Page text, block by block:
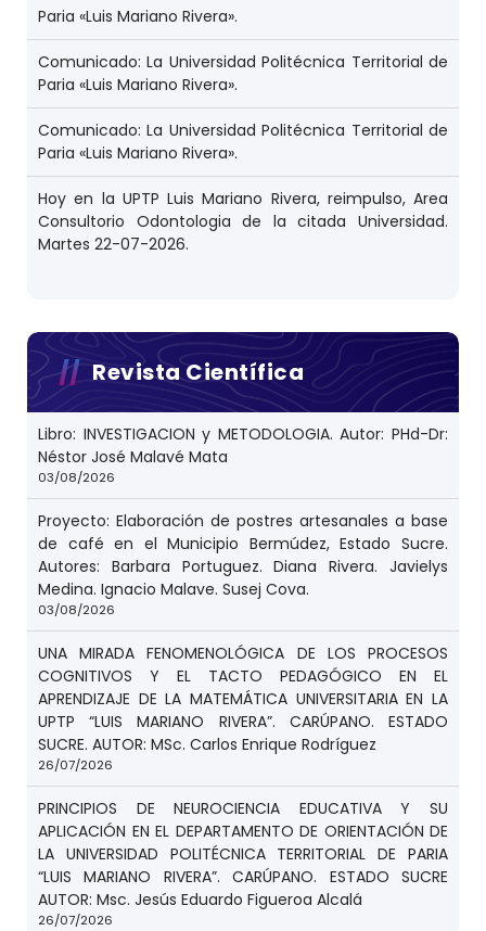
Paria «Luis Mariano Rivera».
Comunicado: La Universidad Politécnica Territorial de
Paria «Luis Mariano Rivera».
Comunicado: La Universidad Politécnica Territorial de
Paria «Luis Mariano Rivera».
Hoy en la UPTP Luis Mariano Rivera, reimpulso, Area
Consultorio Odontologia de la citada Universidad.
Martes 22-07-2026.
Revista Científica
Libro: INVESTIGACION y METODOLOGIA. Autor: PHd-Dr:
Néstor José Malavé Mata
03/08/2026
Proyecto: Elaboración de postres artesanales a base
de café en el Municipio Bermúdez, Estado Sucre.
Autores: Barbara Portuguez. Diana Rivera. Javielys
Medina. Ignacio Malave. Susej Cova.
03/08/2026
UNA MIRADA FENOMENOLÓGICA DE LOS PROCESOS
COGNITIVOS Y EL TACTO PEDAGÓGICO EN EL
APRENDIZAJE DE LA MATEMÁTICA UNIVERSITARIA EN LA
UPTP “LUIS MARIANO RIVERA”. CARÚPANO. ESTADO
SUCRE. AUTOR: MSc. Carlos Enrique Rodríguez
26/07/2026
PRINCIPIOS DE NEUROCIENCIA EDUCATIVA Y SU
APLICACIÓN EN EL DEPARTAMENTO DE ORIENTACIÓN DE
LA UNIVERSIDAD POLITÉCNICA TERRITORIAL DE PARIA
“LUIS MARIANO RIVERA”. CARÚPANO. ESTADO SUCRE
AUTOR: Msc. Jesús Eduardo Figueroa Alcalá
26/07/2026